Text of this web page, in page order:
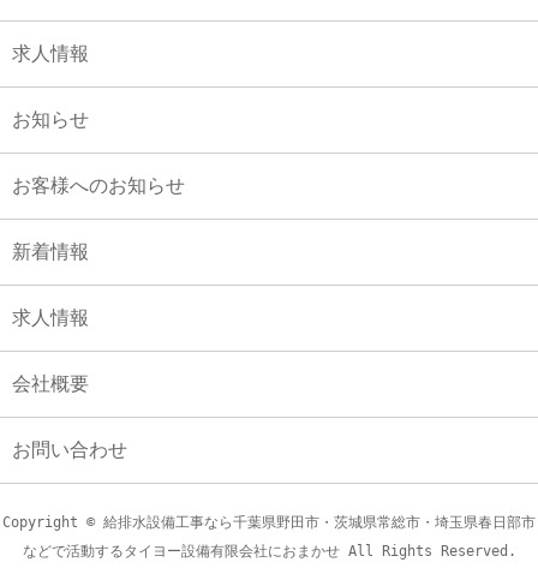
求人情報
お知らせ
お客様へのお知らせ
新着情報
求人情報
会社概要
お問い合わせ
Copyright © 給排水設備工事なら千葉県野田市・茨城県常総市・埼玉県春日部市
などで活動するタイヨー設備有限会社におまかせ All Rights Reserved.